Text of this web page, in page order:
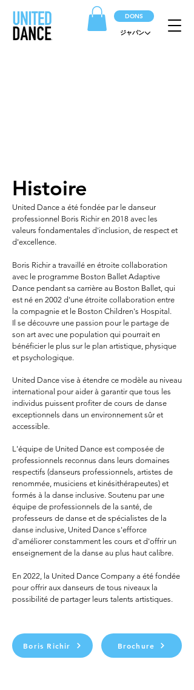
DONS
ジャパン
Histoire
United Dance a été fondée par le danseur
professionnel Boris Richir en 2018 avec les
valeurs fondamentales d'inclusion, de respect et
d'excellence.
Boris Richir a travaillé en étroite collaboration
avec le programme Boston Ballet Adaptive
Dance pendant sa carrière au Boston Ballet, qui
est né en 2002 d'une étroite collaboration entre
la compagnie et le Boston Children's Hospital.
Il se découvre une passion pour le partage de
son art avec une population qui pourrait en
bénéficier le plus sur le plan artistique, physique
et psychologique.
United Dance vise à étendre ce modèle au niveau
international pour aider à garantir que tous les
individus puissent profiter de cours de danse
exceptionnels dans un environnement sûr et
accessible.
L'équipe de United Dance est composée de
professionnels reconnus dans leurs domaines
respectifs (danseurs professionnels, artistes de
renommée, musiciens et kinésithérapeutes) et
formés à la danse inclusive. Soutenu par une
équipe de professionnels de la santé, de
professeurs de danse et de spécialistes de la
danse inclusive, United Dance s'efforce
d'améliorer constamment les cours et d'offrir un
enseignement de la danse au plus haut calibre.
En 2022, la United Dance Company a été fondée
pour offrir aux danseurs de tous niveaux la
possibilité de partager leurs talents artistiques.
Boris Richir Brochure